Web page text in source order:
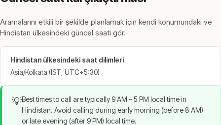
Aramalarını etkili bir şekilde planlamak için kendi konumundaki ve
Hindistan ülkesindeki güncel saati gör.
Hindistan ülkesindeki saat dilimleri
Asia/Kolkata (IST, UTC+5:30)
💡Best times to call are typically 9 AM – 5 PM local time in
Hindistan. Avoid calling during early morning (before 8 AM)
or late evening (after 9 PM) local time.